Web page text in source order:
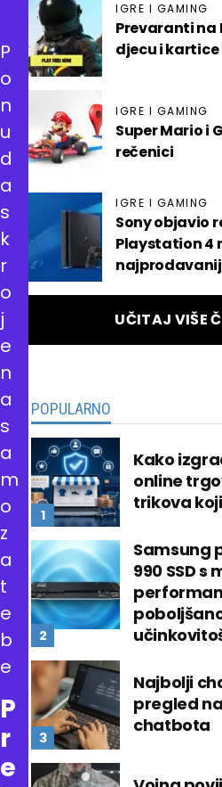
IGRE I GAMING
Prevaranti na
djecu i
IGRE I GAMING
Super Mario i
rečenici
IGRE I GAMING
Sony objavio
Playstation 4
UČITAJ VIŠE
POPULARNO
Kako
online
trikova
Samsung
990 SSD s
Najbolji
pregled
chatbota
P
o
n
u
d
a
s
k
r
o
j
e
n
a
s
a
m
o
z
a
t
e
b
e
P
r
e